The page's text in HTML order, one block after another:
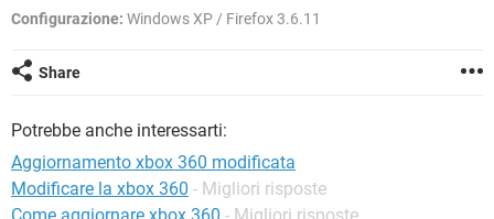
HARDWARE
Configurazione: Windows XP / Firefox 3.6.11
Share
Potrebbe anche interessarti:
Aggiornamento xbox 360 modificata
Modificare la xbox 360 - Migliori risposte